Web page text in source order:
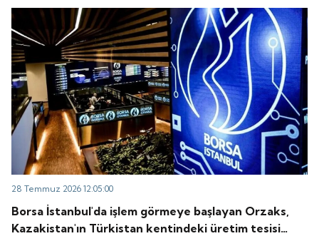
28 Temmuz 2026 12:05:00
Borsa İstanbul'da işlem görmeye başlayan Orzaks,
Kazakistan'ın Türkistan kentindeki üretim tesisi